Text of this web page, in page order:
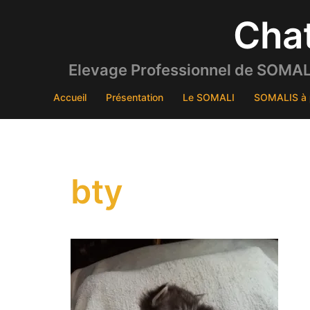
Elevage Professionnel de
Accueil Présentation Le SOMALI SOMALIS à
bty